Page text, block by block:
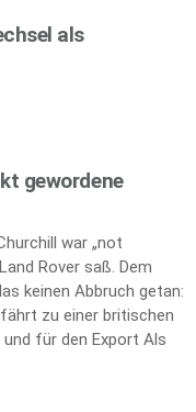
als
gewordene
war „not
Rover saß. Dem
keinen Abbruch getan:
zu einer britischen
und für den Export Als